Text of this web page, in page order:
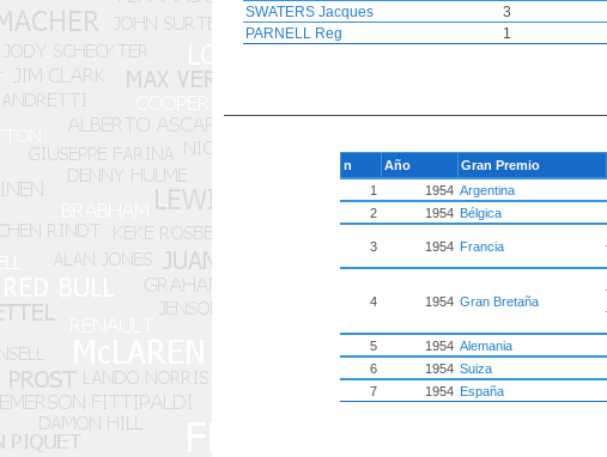
SWATERS Jacques
3
PARNELL Reg
1
n Año Gran Premio
1
1954 Argentina
2
1954 Bélgica
3 1954 Francia
4 1954 Gran Bretaña
5
1954 Alemania
6
1954 Suiza
7
1954 España